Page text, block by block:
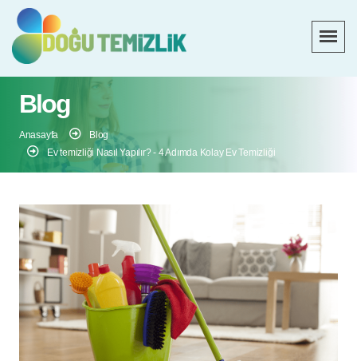
Blog
Anasayfa
Blog
Ev temizliği Nasıl Yapılır? - 4 Adımda Kolay Ev Temizliği